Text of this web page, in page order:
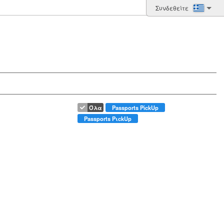
Συνδεθείτε
Όλα
Passports PickUp
Passports PιckUp